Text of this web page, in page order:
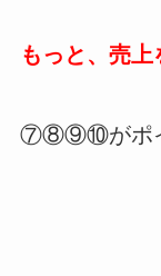
もっと、売上
⑦⑧⑨⑩がポイ